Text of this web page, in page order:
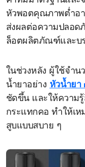
หัวพอตคุณภาพต่ำอ
ส่งผลต่อความปลอด
ล็อตผลิตภัณฑ์และบ
ในช่วงหลัง ผู้ใช้จำน
น้ำยาอย่าง หัวน้ำยา
ชัดขึ้น และให้ความ
กระแทกคอ ทำให้เ
สูบแบบสบาย ๆ